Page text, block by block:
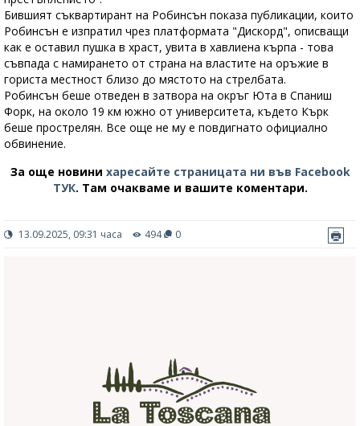
Бившият съквартирант на Робинсън показа публикации, които
Робинсън е изпратил чрез платформата "Дискорд", описващи
как е оставил пушка в храст, увита в хавлиена кърпа - това
съвпада с намирането от страна на властите на оръжие в
гориста местност близо до мястото на стрелбата.
Робинсън беше отведен в затвора на окръг Юта в Спаниш
Форк, на около 19 км южно от университета, където Кърк
беше прострелян. Все още не му е повдигнато официално
обвинение.
За още новини харесайте страницата ни във Facebook
ТУК. Там очакваме и вашите коментари.
13.09.2025, 09:31 часа 494 0